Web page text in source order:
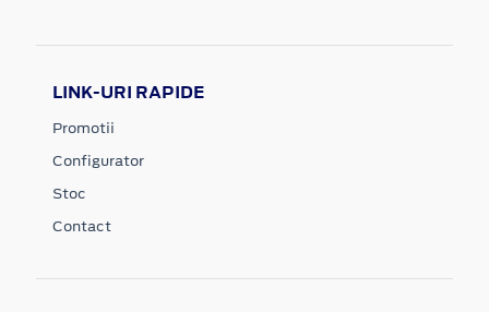
LINK-URI RAPIDE
Promotii
Configurator
Stoc
Contact